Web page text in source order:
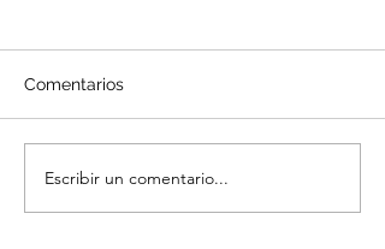
Comentarios
Escribir un comentario...